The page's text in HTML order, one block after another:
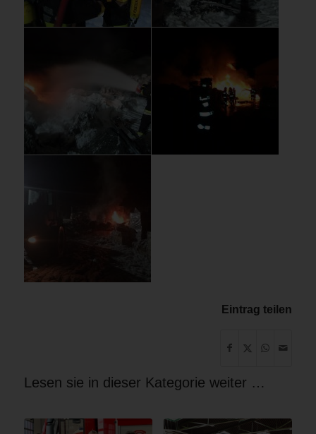
Eintrag teilen
Lesen sie in dieser Kategorie weiter …